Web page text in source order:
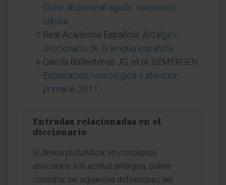
Dolor abdominal agudo: valoración
clínica
Real Academia Española. Antálgico.
Diccionario de la lengua española
García Ballesteros JG, et al. SEMERGEN.
Exploración neurológica y atención
primaria. 2011
Entradas relacionadas en el
diccionario
Si desea profundizar en conceptos
asociados a la actitud antálgica, puede
consultar las siguientes definiciones del